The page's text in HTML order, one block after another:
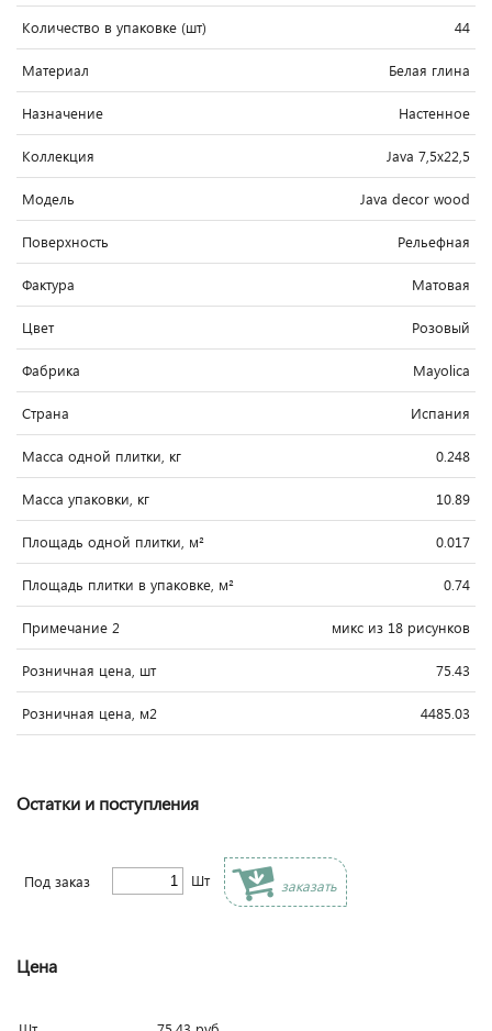
Количество в упаковке (шт) 44
Материал Белая глина
Назначение Настенное
Коллекция Java 7,5x22,5
Модель Java decor wood
Поверхность Рельефная
Фактура Матовая
Цвет Розовый
Фабрика Mayolica
Страна Испания
Масса одной плитки, кг 0.248
Масса упаковки, кг 10.89
Площадь одной плитки, м² 0.017
Площадь плитки в упаковке, м² 0.74
Примечание 2 микс из 18 рисунков
Розничная цена, шт 75.43
Розничная цена, м2 4485.03
Остатки и поступления
Под заказ Шт заказать
Цена